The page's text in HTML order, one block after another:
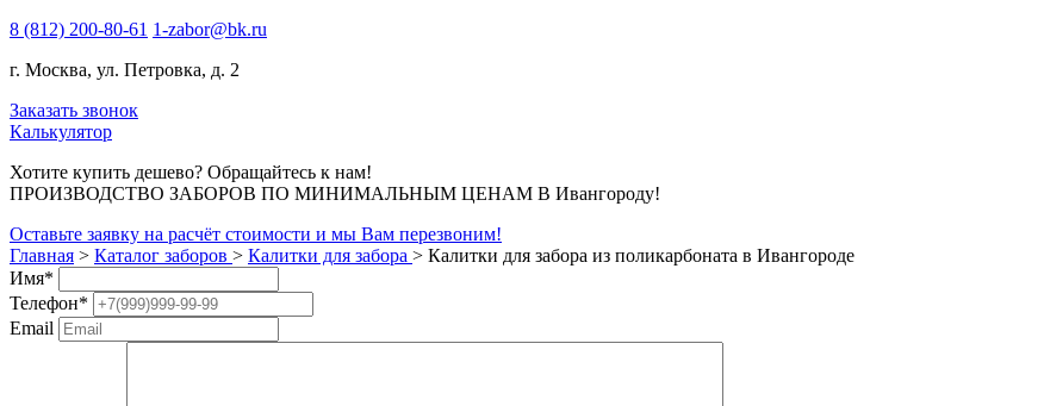
8 (812) 200-80-61 1-zabor@bk.ru
г. Москва, ул. Петровка, д. 2
Заказать звонок
Калькулятор
Хотите купить дешево? Обращайтесь к нам!
ПРОИЗВОДСТВО ЗАБОРОВ ПО МИНИМАЛЬНЫМ ЦЕНАМ В Ивангороду!
Оставьте заявку на расчёт стоимости и мы Вам перезвоним!
Главная > Каталог заборов > Калитки для забора > Калитки для забора из поликарбоната в Ивангороде
Имя*
Телефон*
Email